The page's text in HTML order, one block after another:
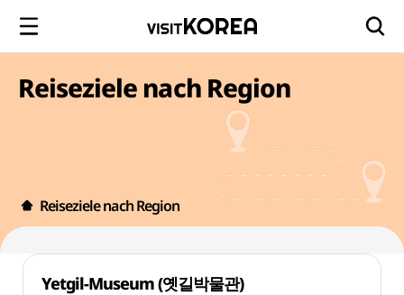
Reiseziele nach Region
Reiseziele nach Region
Yetgil-Museum (옛길박물관)